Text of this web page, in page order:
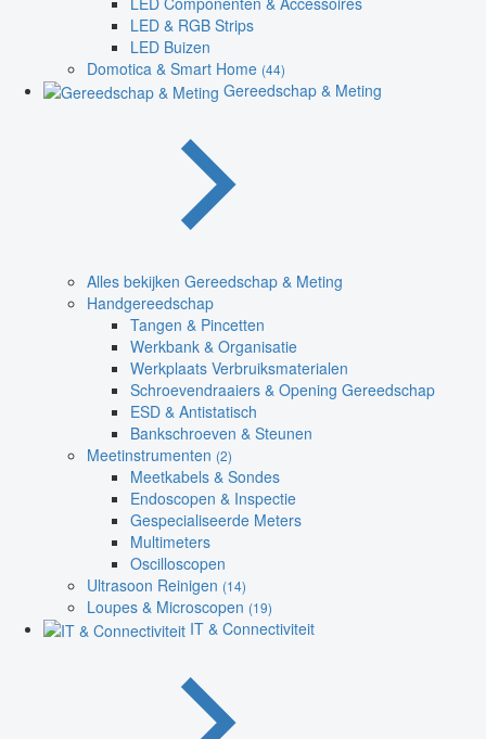
LED & RGB Strips
LED Buizen
Domotica & Smart Home (44)
Gereedschap & Meting
Alles bekijken Gereedschap & Meting
Handgereedschap
Tangen & Pincetten
Werkbank & Organisatie
Werkplaats Verbruiksmaterialen
Schroevendraaiers & Opening Gereedschap
ESD & Antistatisch
Bankschroeven & Steunen
Meetinstrumenten (2)
Meetkabels & Sondes
Endoscopen & Inspectie
Gespecialiseerde Meters
Multimeters
Oscilloscopen
Ultrasoon Reinigen (14)
Loupes & Microscopen (19)
IT & Connectiviteit